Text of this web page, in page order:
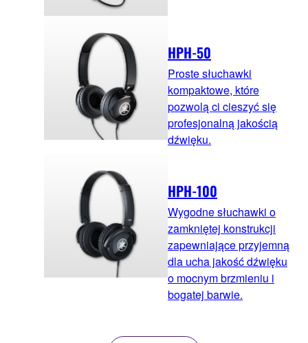
HPH-50
Proste słuchawki
kompaktowe, które
pozwolą ci cieszyć się
profesjonalną jakością
dźwięku.
HPH-100
Wygodne słuchawki o
zamkniętej konstrukcji
zapewniające przyjemną
dla ucha jakość dźwięku
o mocnym brzmieniu i
bogatej barwie.